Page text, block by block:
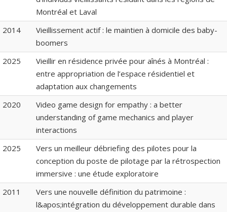
Montréal et Laval
2014
Vieillissement actif : le maintien à domicile des baby-
boomers
2025
Vieillir en résidence privée pour aînés à Montréal :
entre appropriation de l’espace résidentiel et
adaptation aux changements
2020
Video game design for empathy : a better
understanding of game mechanics and player
interactions
2025
Vers un meilleur débriefing des pilotes pour la
conception du poste de pilotage par la rétrospection
immersive : une étude exploratoire
2011
Vers une nouvelle définition du patrimoine :
l&apos;intégration du développement durable dans